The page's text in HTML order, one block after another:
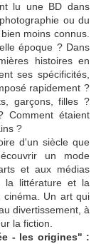
lu une BD dans
ou du
moins connus.
époque ? Dans
histoires en
ses spécificités,
rapidement ?
garçons, filles ?
Comment étaient
?
d'un siècle que
un mode
et aux médias
la littérature et la
cinéma. Un art qui
divertissement, à
la fiction.
- les origines" :